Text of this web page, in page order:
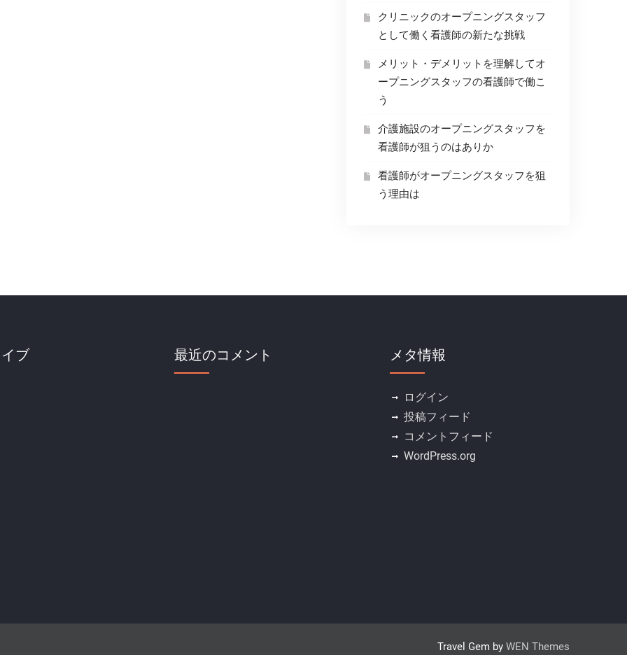
クリニックのオープニングスタッフ
として働く看護師の新たな挑戦
メリット・デメリットを理解してオ
ープニングスタッフの看護師で働こ
う
介護施設のオープニングスタッフを
看護師が狙うのはありか
看護師がオープニングスタッフを狙
う理由は
ブ 最近のコメント メタ情報
ログイン
投稿フィード
コメントフィード
WordPress.org
Travel Gem by WEN Themes